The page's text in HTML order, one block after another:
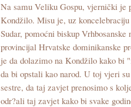
Na samu Veliku Gospu, vjernički je
Kondžilo. Misu je, uz
Sudar, pomoćni biskup
provincijal Hrvatske dominikanske
je da dolazimo na Kondžilo kako bi
da bi opstali kao narod. U toj vjeri
sestre, da taj zavjet prenosimo s
odr?ali taj zavjet kako bi svake